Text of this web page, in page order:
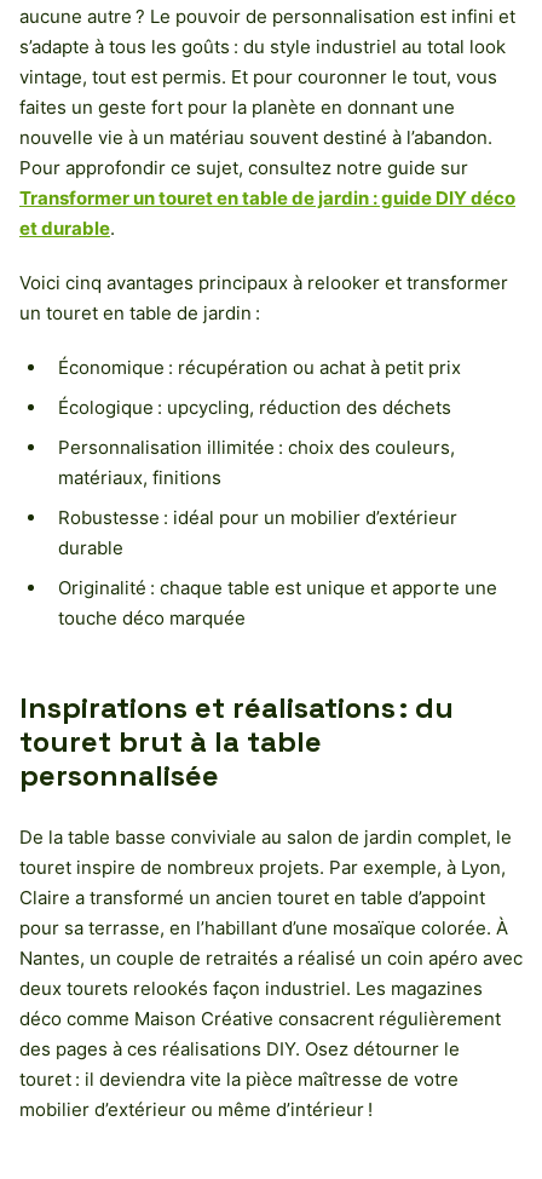
aucune autre ? Le pouvoir de personnalisation est infini et
s’adapte à tous les goûts : du style industriel au total look
vintage, tout est permis. Et pour couronner le tout, vous
faites un geste fort pour la planète en donnant une
nouvelle vie à un matériau souvent destiné à l’abandon.
Pour approfondir ce sujet, consultez notre guide sur
Transformer un touret en table de jardin : guide DIY déco
et durable.
Voici cinq avantages principaux à relooker et transformer
un touret en table de jardin :
Économique : récupération ou achat à petit prix
Écologique : upcycling, réduction des déchets
Personnalisation illimitée : choix des couleurs,
matériaux, finitions
Robustesse : idéal pour un mobilier d’extérieur
durable
Originalité : chaque table est unique et apporte une
touche déco marquée
Inspirations et réalisations : du
touret brut à la table
personnalisée
De la table basse conviviale au salon de jardin complet, le
touret inspire de nombreux projets. Par exemple, à Lyon,
Claire a transformé un ancien touret en table d’appoint
pour sa terrasse, en l’habillant d’une mosaïque colorée. À
Nantes, un couple de retraités a réalisé un coin apéro avec
deux tourets relookés façon industriel. Les magazines
déco comme Maison Créative consacrent régulièrement
des pages à ces réalisations DIY. Osez détourner le
touret : il deviendra vite la pièce maîtresse de votre
mobilier d’extérieur ou même d’intérieur !